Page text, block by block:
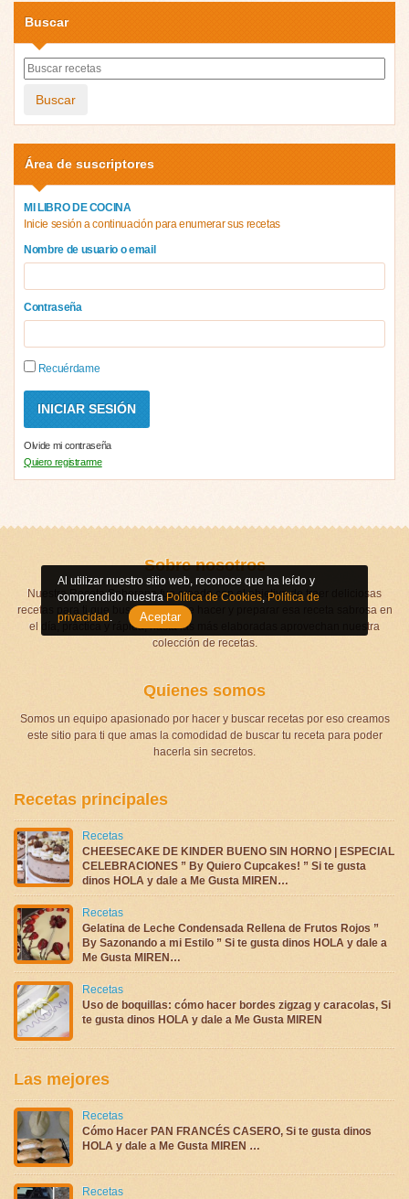
Buscar
Buscar
Área de suscriptores
MI LIBRO DE COCINA
Inicie sesión a continuación para enumerar sus recetas
Nombre de usuario o email
Contraseña
Recuérdame
Olvide mi contraseña
Quiero registrarme
Sobre nosotros
Nuestra Receta Soberana fue creado con el objetivo de traer deliciosas
recetas para ti que buscas algo que hacer y preparar esa receta sabrosa en
el día, práctica y rápida, hasta las más elaboradas aprovechan nuestra
colección de recetas.
Quienes somos
Somos un equipo apasionado por hacer y buscar recetas por eso creamos
este sitio para ti que amas la comodidad de buscar tu receta para poder
hacerla sin secretos.
Recetas principales
Recetas
CHEESECAKE DE KINDER BUENO SIN HORNO | ESPECIAL
CELEBRACIONES ” By Quiero Cupcakes! ” Si te gusta
dinos HOLA y dale a Me Gusta MIREN…
Recetas
Gelatina de Leche Condensada Rellena de Frutos Rojos ”
By Sazonando a mi Estilo ” Si te gusta dinos HOLA y dale a
Me Gusta MIREN…
Recetas
Uso de boquillas: cómo hacer bordes zigzag y caracolas, Si
te gusta dinos HOLA y dale a Me Gusta MIREN
Las mejores
Recetas
Cómo Hacer PAN FRANCÉS CASERO, Si te gusta dinos
HOLA y dale a Me Gusta MIREN …
Recetas
Al utilizar nuestro sitio web, reconoce que ha leído y
comprendido nuestra Política de Cookies Política de
privacidad
Aceptar